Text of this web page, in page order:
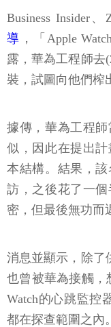
Business Insider
導 ，「Apple
露，華為工程師去
裝，試圖向他們榨
據傳，華為工程
似，因此在提出
本結構。結果，
訪，之後花了一
密，但最後無功而
消息並顯示，除了
也曾被華為接觸，
Watch的心跳監控
都在探查範圍之內。